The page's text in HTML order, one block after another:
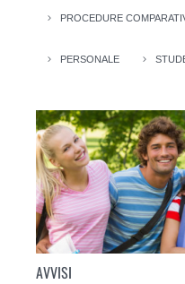
PROCEDURE
PERSONALE
AVVISI